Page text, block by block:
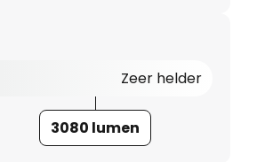
Zeer helder
3080 lumen